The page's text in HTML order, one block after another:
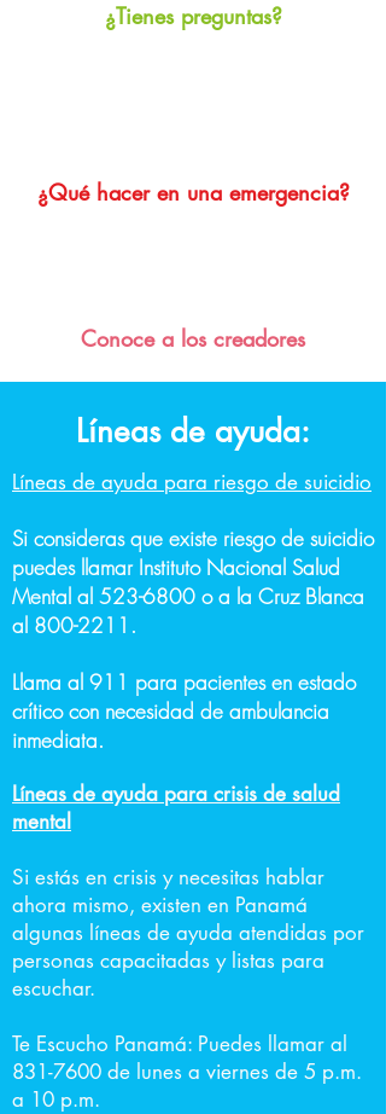
¿Tienes preguntas?
¿Qué hacer en unaemergencia?
Conoce a los creadores
Líneas de ayuda:
Líneas de ayuda para riesgo de suicidio
Si consideras que existe riesgo de suicidio
puedes llamar Instituto Nacional Salud
Mental al 523-6800 o a la Cruz Blanca
al 800-2211 .
Llama al 911 para pacientes en estado
crítico con necesidad de ambulancia
inmediata.
Líneas de ayuda para crisis de salud
mental
Si estás en crisis y necesitas hablar
ahora mismo, existen en Panamá
algunas líneas de ayuda atendidas por
personas capacitadas y listas para
escuchar.
Te Escucho Panamá: Puedes llamar al
831-7600 de lunes a viernes de 5 p.m.
a 10 p.m.